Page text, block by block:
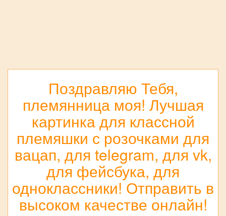
Поздравляю Тебя,
племянница моя! Лучшая
картинка для классной
племяшки с розочками для
вацап, для telegram, для vk,
для фейсбука, для
одноклассники! Отправить в
высоком качестве онлайн!